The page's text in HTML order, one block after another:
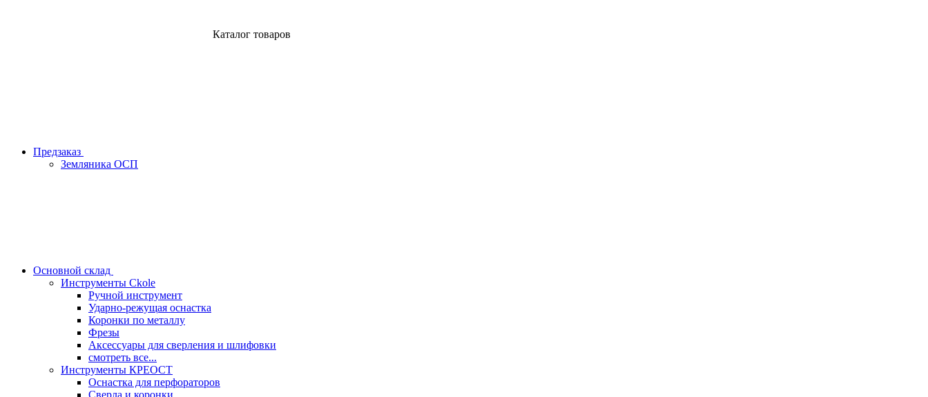
Каталог товаров
Предзаказ
Земляника ОСП
Основной склад
Инструменты Ckole
Ручной инструмент
Ударно‑режущая оснастка
Коронки по металлу
Фрезы
Аксессуары для сверления и шлифовки
смотреть все...
Инструменты КРЕОСТ
Оснастка для перфораторов
Сверла и коронки